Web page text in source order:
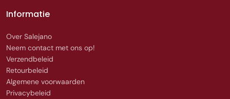
Informatie
Over Salejano
Neem contact met ons op!
Verzendbeleid
Retourbeleid
Algemene voorwaarden
Privacybeleid